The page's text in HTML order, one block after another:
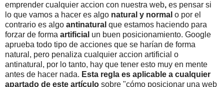
emprender cualquier accion con nuestra web, es pensar si
lo que vamos a hacer es algo natural y normal o por el
contrario es algo antinatural que estamos haciendo para
forzar de forma artificial un buen posicionamiento. Google
aprueba todo tipo de acciones que se harían de forma
natural, pero penaliza cualquier accion artificial o
antinatural, por lo tanto, hay que tener esto muy en mente
antes de hacer nada. Esta regla es aplicable a cualquier
apartado de este artículo sobre "cómo posicionar una web